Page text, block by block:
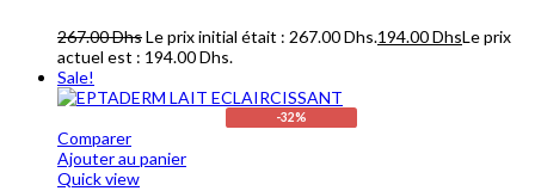
267.00DhsLe prix initial était : 267.00 Dhs.194.00DhsLe prix
actuel est : 194.00 Dhs.
Sale!
-32%
Comparer
Ajouter au panier
Quick view